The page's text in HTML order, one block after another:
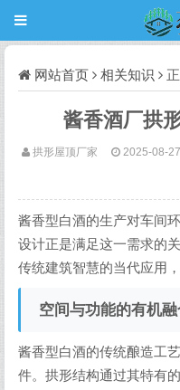
网站首页 相关知识
酱香酒厂拱
拱形屋顶厂家 2025-08-
酱香型白酒的生产对车间
设计正是满足这一需求的
传统建筑智慧的当代应用
空间与功能的有机
酱香型白酒的传统酿造工
件。拱形结构通过其特有